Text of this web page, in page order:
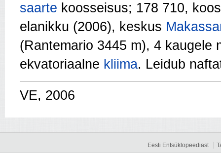
saarte koosseisus; 178 710,
elanikku (2006), keskus
(Rantemario 3445 m), 4 kaugele
ekvatoriaalne kliima. Leidub
VE, 2006
Eesti Entsüklopeediast